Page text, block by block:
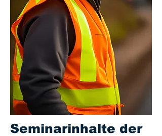
Seminarinhalte der